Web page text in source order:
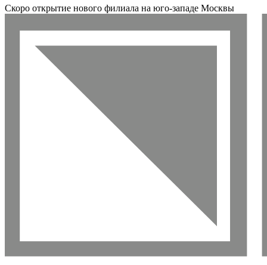
Скоро открытие нового филиала на юго-западе Москвы